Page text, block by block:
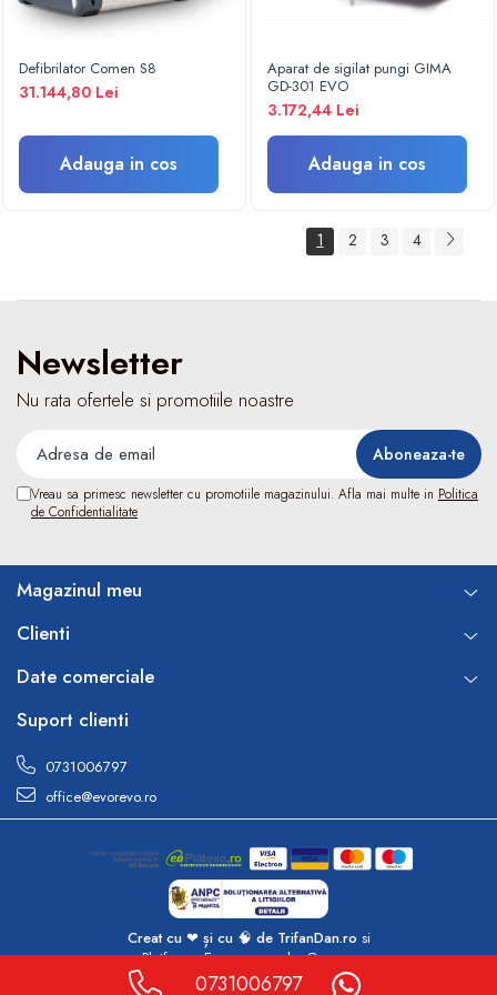
Fizioterapie
Kinetoterapie
Electroterapie
Electroterapie
Accesorii scaun cu rotile
Ingrijire la domiciliu
Dispozitive uz veterinar
Defibrilator Comen S8
31.144,80 Lei
Adauga in cos
Aparat de sigilat pungi GIMA
GD-301 EVO
3.172,44 Lei
Adauga in cos
1 2 3 4
Newsletter
Nu rata ofertele si promotiile noastre
Vreau sa primesc newsletter cu promotiile magazinului. Afla mai multe in Politica
de Confidentialitate
Magazinul meu
Clienti
Date comerciale
Suport clienti
0731006797
office@evorevo.ro
Creat cu ❤ și cu 🧠 de TrifanDan.ro si
Platforma E-commerce by Gomag
0731006797